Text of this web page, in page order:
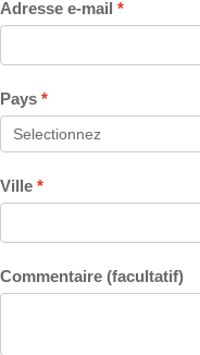
Adresse e-mail
Pays
Ville
Commentaire (facultatif)